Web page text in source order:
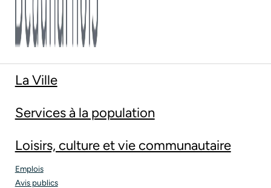
La Ville
Services à la population
Loisirs, culture et vie communautaire
Emplois
Avis publics